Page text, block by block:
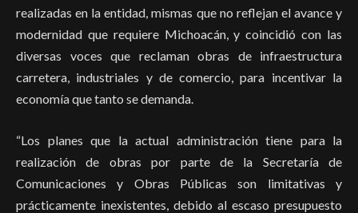
realizadas en la entidad, mismas que no reflejan el avance y
modernidad que requiere Michoacán, y coincidió con las
diversas voces que reclaman obras de infraestructura
carretera, industriales y de comercio, para incentivar la
economía que tanto se demanda.
“Los planes que la actual administración tiene para la
realización de obras por parte de la Secretaría de
Comunicaciones y Obras Públicas son limitativas y
prácticamente inexistentes, debido al escaso presupuesto